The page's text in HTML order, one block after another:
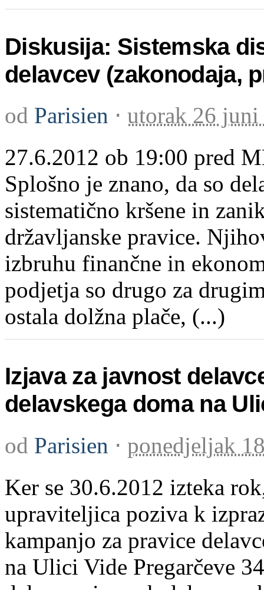
Diskusija: Sistemska
delavcev (zakonodaja,
od Parisien ⋅ utorak 26 juni
27.6.2012 ob 19:00 pred
Splošno je znano, da so
sistematično kršene in
državljanske pravice.
izbruhu finančne in
podjetja so drugo za
ostala dolžna plače, (...)
Izjava za javnost
delavskega doma na
od Parisien ⋅ ponedjeljak
Ker se 30.6.2012 izteka
upraviteljica poziva k
kampanjo za pravice
na Ulici Vide Pregarčeve